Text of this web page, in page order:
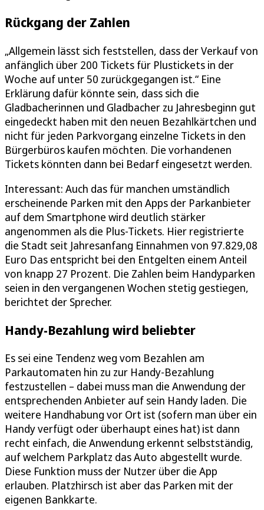
Rückgang der Zahlen
„Allgemein lässt sich feststellen, dass der Verkauf von
anfänglich über 200 Tickets für Plustickets in der
Woche auf unter 50 zurückgegangen ist.“ Eine
Erklärung dafür könnte sein, dass sich die
Gladbacherinnen und Gladbacher zu Jahresbeginn gut
eingedeckt haben mit den neuen Bezahlkärtchen und
nicht für jeden Parkvorgang einzelne Tickets in den
Bürgerbüros kaufen möchten. Die vorhandenen
Tickets könnten dann bei Bedarf eingesetzt werden.
Interessant: Auch das für manchen umständlich
erscheinende Parken mit den Apps der Parkanbieter
auf dem Smartphone wird deutlich stärker
angenommen als die Plus-Tickets. Hier registrierte
die Stadt seit Jahresanfang Einnahmen von 97.829,08
Euro Das entspricht bei den Entgelten einem Anteil
von knapp 27 Prozent. Die Zahlen beim Handyparken
seien in den vergangenen Wochen stetig gestiegen,
berichtet der Sprecher.
Handy-Bezahlung wird beliebter
Es sei eine Tendenz weg vom Bezahlen am
Parkautomaten hin zu zur Handy-Bezahlung
festzustellen – dabei muss man die Anwendung der
entsprechenden Anbieter auf sein Handy laden. Die
weitere Handhabung vor Ort ist (sofern man über ein
Handy verfügt oder überhaupt eines hat) ist dann
recht einfach, die Anwendung erkennt selbstständig,
auf welchem Parkplatz das Auto abgestellt wurde.
Diese Funktion muss der Nutzer über die App
erlauben. Platzhirsch ist aber das Parken mit der
eigenen Bankkarte.